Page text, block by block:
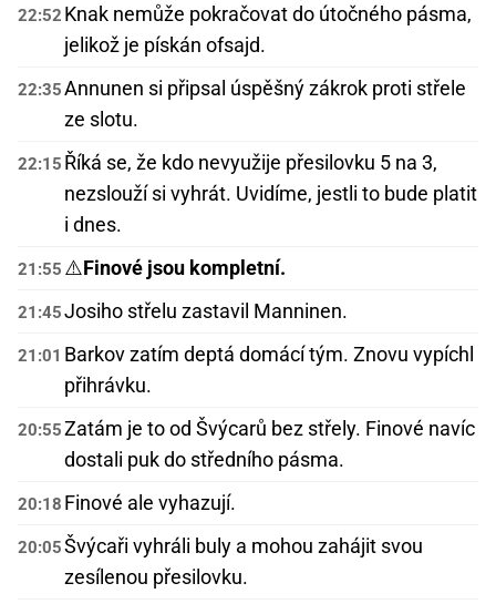
22:52 Knak nemůže pokračovat do útočného pásma,
jelikož je pískán ofsajd.
22:35Annunen si připsal úspěšný zákrok proti střele
ze slotu.
22:15 Říká se, že kdo nevyužije přesilovku 5 na 3,
nezslouží si vyhrát. Uvidíme, jestli to bude platit
i dnes.
21:55 ⚠️Finové jsou kompletní.
21:45Josiho střelu zastavil Manninen.
21:01 Barkov zatím deptá domácí tým. Znovu vypíchl
přihrávku.
20:55Zatám je to od Švýcarů bez střely. Finové navíc
dostali puk do středního pásma.
20:18 Finové ale vyhazují.
20:05Švýcaři vyhráli buly a mohou zahájit svou
zesílenou přesilovku.